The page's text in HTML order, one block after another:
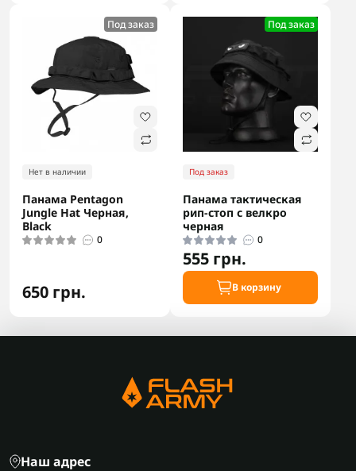
Под заказ
Нет в наличии
Панама Pentagon
Jungle Hat Черная,
Black
0
650 грн.
Под заказ
Под заказ
Панама тактическая
рип-стоп с велкро
черная
0
555 грн.
В корзину
Наш адрес